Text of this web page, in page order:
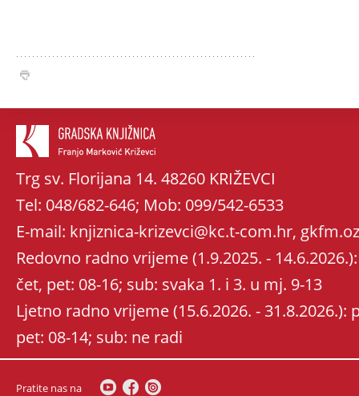
Trg sv. Florijana 14. 48260 KRIŽEVCI
Tel: 048/682-646; Mob: 099/542-6533
E-mail: knjiznica-krizevci@kc.t-com.hr,
Redovno radno vrijeme (1.9.2025. -
čet, pet: 08-16; sub: svaka 1. i 3. u mj. 9-13
Ljetno radno vrijeme (15.6.2026. - 31.8.2026.):
pet: 08-14; sub: ne radi
Pratite nas na